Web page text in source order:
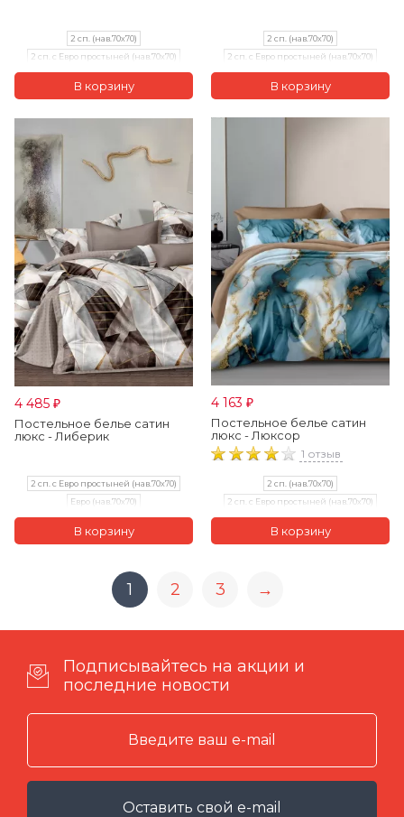
2 сп. (нав.70х70)
2 сп. с Евро простыней (нав.70х70)
Евро (нав.70х70)
2 сп. (нав.70х70)
2 сп. с Евро простыней (нав.70х70)
4 485 ₽
Постельное белье сатин
люкс - Либерик
2 сп. с Евро простыней (нав.70х70)
Евро (нав.70х70)
4 163 ₽
Постельное белье сатин
люкс - Люксор
1 отзыв
2 сп. (нав.70х70)
2 сп. с Евро простыней (нав.70х70)
1 2 3 →
Подписывайтесь на акции и
последние новости
Оставить свой e-mail